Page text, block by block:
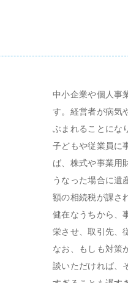
中小企業や個人事
す。経営者が病気
ぶまれることにな
子どもや従業員に
ば、株式や事業用
うなった場合に遺
額の相続税が課さ
健在なうちから、
栄させ、取引先、
なお、もしも対策
談いただければ、